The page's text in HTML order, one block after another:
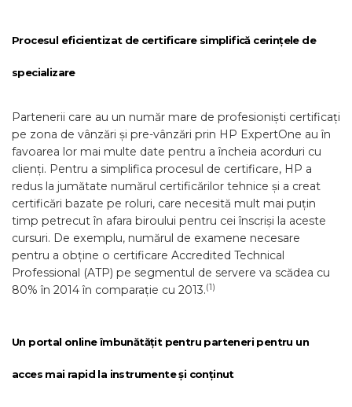
Procesul eficientizat de certificare simplifică cerințele de
specializare
Partenerii care au un număr mare de profesioniști certificați
pe zona de vânzări și pre-vânzări prin HP ExpertOne au în
favoarea lor mai multe date pentru a încheia acorduri cu
clienți. Pentru a simplifica procesul de certificare, HP a
redus la jumătate numărul certificărilor tehnice și a creat
certificări bazate pe roluri, care necesită mult mai puțin
timp petrecut în afara biroului pentru cei înscriși la aceste
cursuri. De exemplu, numărul de examene necesare
pentru a obține o certificare Accredited Technical
Professional (ATP) pe segmentul de servere va scădea cu
80% în 2014 în comparație cu 2013.(1)
Un portal online îmbunătățit pentru parteneri pentru un
acces mai rapid la instrumente și conținut